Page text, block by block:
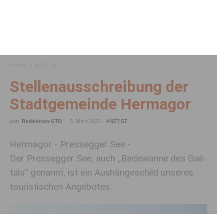
Stellenausschreibung der
Stadtgemeinde Hermagor
von Redaktion GTO - 3. März 2023 - ANZEIGE
Hermagor - Pressegger See -
Der Pres­segger See, auch „Bade­wanne des Gail­
tals“ genannt, ist ein Aushän­ge­schild unseres
touris­ti­schen Ange­botes.